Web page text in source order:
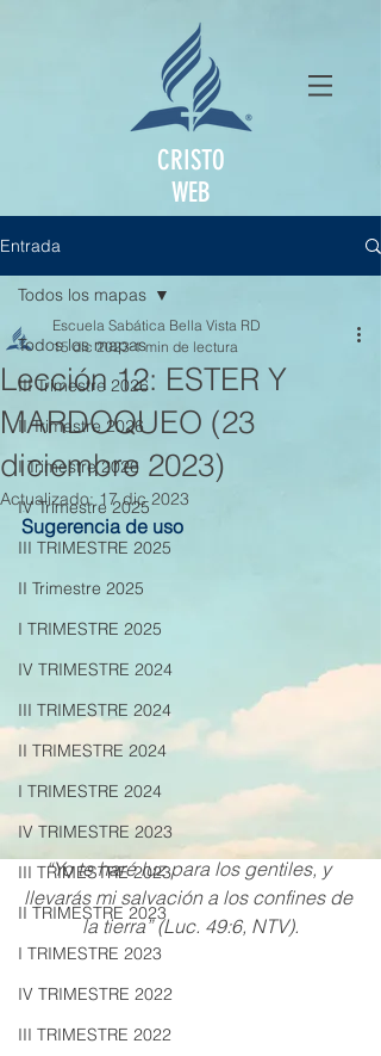
CRISTO
WEB
Entrada
Todos los mapas
III Trimestre 2026
II Trimestre 2026
I Trimestre 2026
IV Trimestre 2025
III TRIMESTRE 2025
II Trimestre 2025
I TRIMESTRE 2025
IV TRIMESTRE 2024
III TRIMESTRE 2024
II TRIMESTRE 2024
I TRIMESTRE 2024
IV TRIMESTRE 2023
III TRIMESTRE 2023
II TRIMESTRE 2023
I TRIMESTRE 2023
IV TRIMESTRE 2022
III TRIMESTRE 2022
Todos los mapas
Lección 12: ESTER Y
MARDOQUEO (23
diciembre 2023)
Escuela Sabática Bella Vista RD
15 dic 2023 1 min de lectura
Actualizado:17 dic 2023
Sugerencia de uso
“Yo te haré luz para los gentiles, y
llevarás mi salvación a los confines de
la tierra” (Luc. 49:6, NTV).